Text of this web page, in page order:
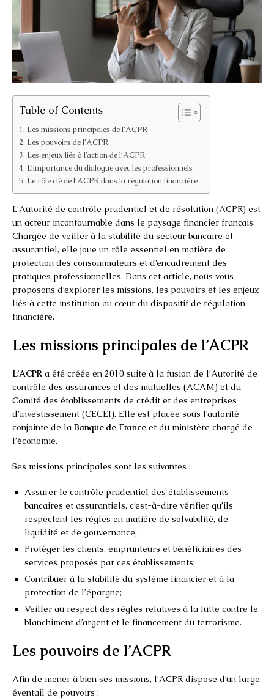
Table of Contents
Les missions principales de l’ACPR
Les pouvoirs de l’ACPR
Les enjeux liés à l’action de l’ACPR
L’importance du dialogue avec les professionnels
Le rôle clé de l’ACPR dans la régulation financière
L’Autorité de contrôle prudentiel et de résolution (ACPR) est
un acteur incontournable dans le paysage financier français.
Chargée de veiller à la stabilité du secteur bancaire et
assurantiel, elle joue un rôle essentiel en matière de
protection des consommateurs et d’encadrement des
pratiques professionnelles. Dans cet article, nous vous
proposons d’explorer les missions, les pouvoirs et les enjeux
liés à cette institution au cœur du dispositif de régulation
financière.
Les missions principales de l’ACPR
L’ACPR a été créée en 2010 suite à la fusion de l’Autorité de
contrôle des assurances et des mutuelles (ACAM) et du
Comité des établissements de crédit et des entreprises
d’investissement (CECEI). Elle est placée sous l’autorité
conjointe de la Banque de France et du ministère chargé de
l’économie.
Ses missions principales sont les suivantes :
Assurer le contrôle prudentiel des établissements
bancaires et assurantiels, c’est-à-dire vérifier qu’ils
respectent les règles en matière de solvabilité, de
liquidité et de gouvernance;
Protéger les clients, emprunteurs et bénéficiaires des
services proposés par ces établissements;
Contribuer à la stabilité du système financier et à la
protection de l’épargne;
Veiller au respect des règles relatives à la lutte contre le
blanchiment d’argent et le financement du terrorisme.
Les pouvoirs de l’ACPR
Afin de mener à bien ses missions, l’ACPR dispose d’un large
éventail de pouvoirs :